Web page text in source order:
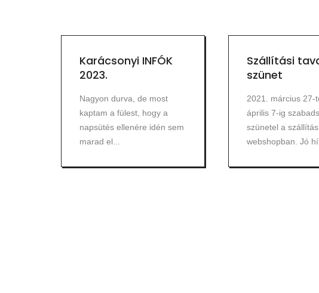
Karácsonyi INFÓK
2023.
Nagyon durva, de most
kaptam a fülest, hogy a
napsütés ellenére idén sem
marad el...
Szállítási
szünet
2021. március 27-
április 7-ig
szünetel a
webshopban. Jó